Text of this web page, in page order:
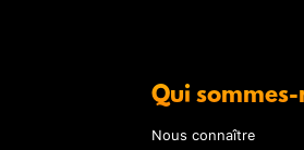
Qui sommes-
Nous connaître